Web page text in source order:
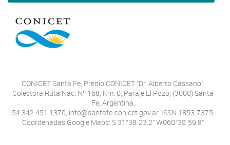
CONICET Santa Fe, Predio CONICET “Dr. Alberto Cassano”,
Colectora Ruta Nac. Nº 168, Km. 0, Paraje El Pozo, (3000) Santa
Fe, Argentina.
54 342 451 1370, info@santafe-conicet.gov.ar. ISSN 1853-7375.
Coordenadas Google Maps: S 31°38´23.2” W060°39´59.8”